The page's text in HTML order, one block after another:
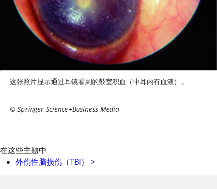
这张照片显示通过耳镜看到的鼓室积血（中耳内有血液）。
© Springer Science+Business Media
在这些主题中
外伤性脑损伤（TBI）
>